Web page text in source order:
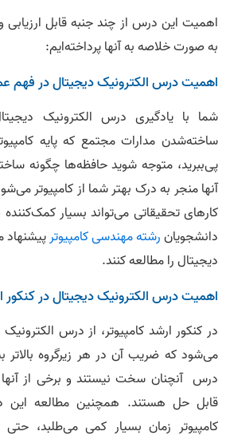
اهمیت این درس از چند جنبه قابل
به صورت خلاصه به آنها پرداخته‌‌ایم:
اهمیت درس الکترونیک دیجیتال در فهم
شما با یادگیری درس الکترونیک
ساخته‌شدن مدارات مجتمع که پایه
پی‌ببرید، متوجه شوید حافظه‌ها چگونه
آنها منجر به درک بهتر شما از کامپیوتر
کار‌های تحقیقاتی می‌تواند بسیار کمک‌کننده
دانشجویانرشته مهندسی کامپیوترپیشنهاد
دیجیتال را مطالعه کنند.
اهمیت درس الکترونیک دیجیتال در کنکور
می‌شود که ضریب آن در هر زیرگروه
درس آنچنان سخت نیستند و برخی از آنها
قابل حل هستند. همچنین مطالعه این
کامپیوتر زمان بسیار کمی می‌طلبد،